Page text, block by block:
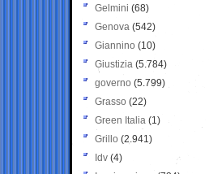
Gelmini (68)
Genova (542)
Giannino (10)
Giustizia (5.784)
governo (5.799)
Grasso (22)
Green Italia (1)
Grillo (2.941)
Idv (4)